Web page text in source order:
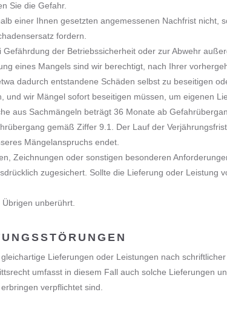
Sie die Gefahr.
einer Ihnen gesetzten angemessenen Nachfrist nicht,
fordern.
der Betriebssicherheit oder zur Abwehr
eines Mangels sind wir berechtigt, nach Ihrer
dadurch entstandene Schäden selbst zu beseitigen
und wir Mängel sofort beseitigen müssen, um eigenen
aus Sachmängeln beträgt 36 Monate ab
gemäß Ziffer 9.1. Der Lauf der
Mängelanspruchs endet.
Zeichnungen oder sonstigen besonderen
zugesichert. Sollte die Lieferung oder Leistung
unberührt.
Lieferungen oder Leistungen nach
umfasst in diesem Fall auch solche Lieferungen
verpflichtet sind.